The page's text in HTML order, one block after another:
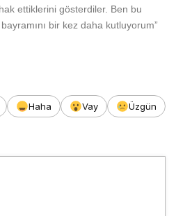
ettiklerini gösterdiler. Ben bu
bir kez daha kutluyorum”
Haha Vay
Üzgün